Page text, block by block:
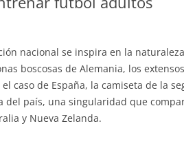
nacional se inspira en la
boscosas de Alemania, los
el caso de España, la camiseta de la
del país, una singularidad que
y Nueva Zelanda.